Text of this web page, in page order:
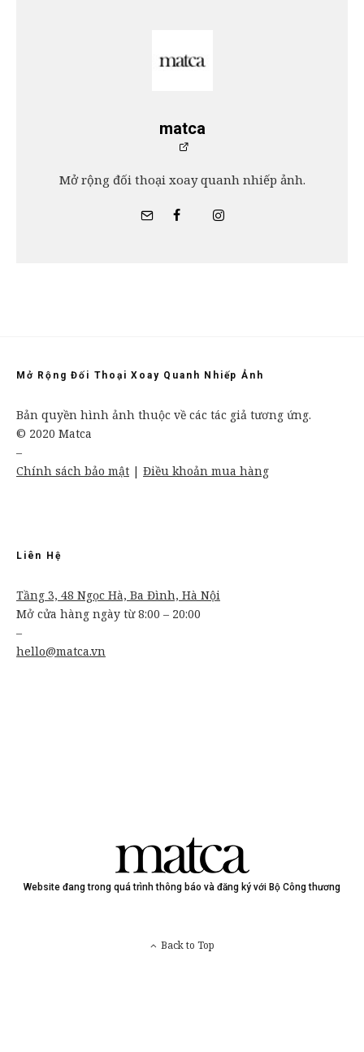
matca
Mở rộng đối thoại xoay quanh nhiếp ảnh.
Mở Rộng Đối Thoại Xoay Quanh Nhiếp Ảnh
Bản quyền hình ảnh thuộc về các tác giả tương ứng.
© 2020 Matca
–
Chính sách bảo mật | Điều khoản mua hàng
Liên Hệ
Tầng 3, 48 Ngọc Hà, Ba Đình, Hà Nội
Mở cửa hàng ngày từ 8:00 – 20:00
–
hello@matca.vn
Website đang trong quá trình thông báo và đăng ký với Bộ Công thương
Back to Top